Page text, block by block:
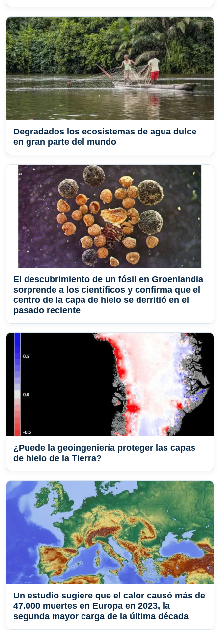
Degradados los ecosistemas de agua dulce
en gran parte del mundo
El descubrimiento de un fósil en Groenlandia
sorprende a los científicos y confirma que el
centro de la capa de hielo se derritió en el
pasado reciente
¿Puede la geoingeniería proteger las capas
de hielo de la Tierra?
Un estudio sugiere que el calor causó más de
47.000 muertes en Europa en 2023, la
segunda mayor carga de la última década